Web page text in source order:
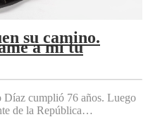
su camino.
a mí tu
Díaz cumplió 76 años. Luego
de la República…